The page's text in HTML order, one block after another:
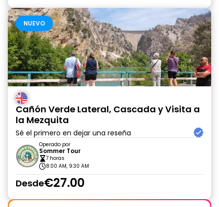
NUEVO
Cañón Verde Lateral, Cascada y Visita a
la Mezquita
Sé el primero en dejar una reseña
Operado por
Sommer Tour
7 horas
8:00 AM, 9:30 AM
Desde€27.00